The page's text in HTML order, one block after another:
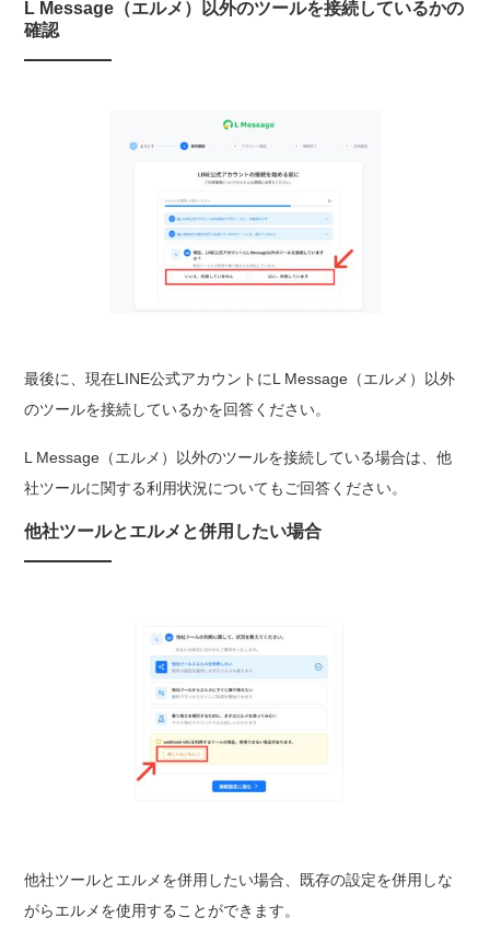
L Message（エルメ）以外のツールを接続しているかの
確認
最後に、現在LINE公式アカウントにL Message（エルメ）以外
のツールを接続しているかを回答ください。
L Message（エルメ）以外のツールを接続している場合は、他
社ツールに関する利用状況についてもご回答ください。
他社ツールとエルメと併用したい場合
他社ツールとエルメを併用したい場合、既存の設定を併用しな
がらエルメを使用することができます。